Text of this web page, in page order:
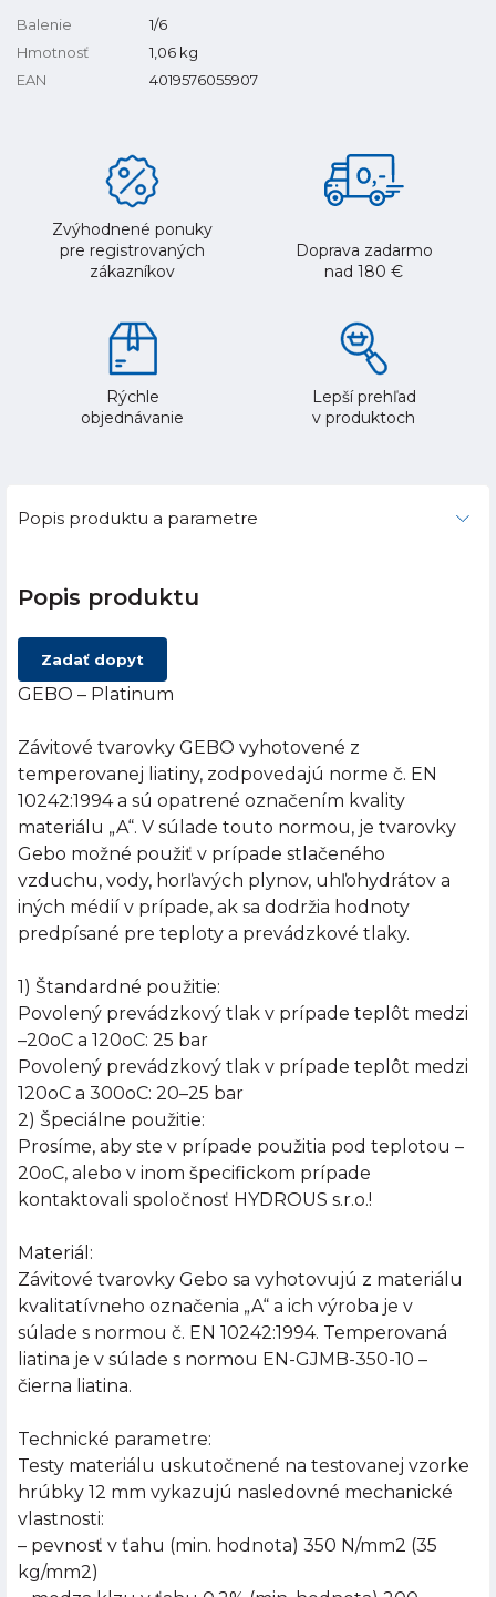
Balenie
1/6
Hmotnosť
1,06 kg
EAN
4019576055907
Zvýhodnené ponuky
pre registrovaných
zákazníkov
Doprava zadarmo
nad 180 €
Rýchle
objednávanie
Lepší prehľad
v produktoch
Popis produktu a parametre
Popis produktu
Zadať dopyt
GEBO – Platinum
Závitové tvarovky GEBO vyhotovené z
temperovanej liatiny, zodpovedajú norme č. EN
10242:1994 a sú opatrené označením kvality
materiálu „A“. V súlade touto normou, je tvarovky
Gebo možné použiť v prípade stlačeného
vzduchu, vody, horľavých plynov, uhľohydrátov a
iných médií v prípade, ak sa dodržia hodnoty
predpísané pre teploty a prevádzkové tlaky.
1) Štandardné použitie:
Povolený prevádzkový tlak v prípade teplôt medzi
–20oC a 120oC: 25 bar
Povolený prevádzkový tlak v prípade teplôt medzi
120oC a 300oC: 20–25 bar
2) Špeciálne použitie:
Prosíme, aby ste v prípade použitia pod teplotou –
20oC, alebo v inom špecifickom prípade
kontaktovali spoločnosť HYDROUS s.r.o.!
Materiál:
Závitové tvarovky Gebo sa vyhotovujú z materiálu
kvalitatívneho označenia „A“ a ich výroba je v
súlade s normou č. EN 10242:1994. Temperovaná
liatina je v súlade s normou EN-GJMB-350-10 –
čierna liatina.
Technické parametre:
Testy materiálu uskutočnené na testovanej vzorke
hrúbky 12 mm vykazujú nasledovné mechanické
vlastnosti:
– pevnosť v ťahu (min. hodnota) 350 N/mm2 (35
kg/mm2)